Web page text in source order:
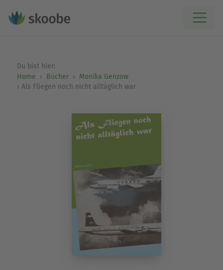
Du bist hier:
Home
Bücher
Monika Genzow
Als Fliegen noch nicht alltäglich war